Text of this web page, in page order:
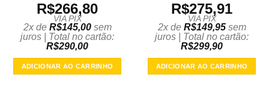
R$266,80
VIA PIX
2x de R$145,00sem
juros | Total no cartão:
R$290,00
ADICIONAR AO CARRINHO
R$275,91
VIA PIX
2x de R$149,95sem
juros | Total no cartão:
R$299,90
ADICIONAR AO CARRINHO